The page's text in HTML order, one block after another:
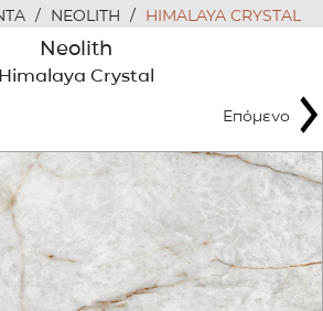
/ NEOLITH / HIMALAYA CRYSTAL
Neolith
Himalaya Crystal
Επόμενο